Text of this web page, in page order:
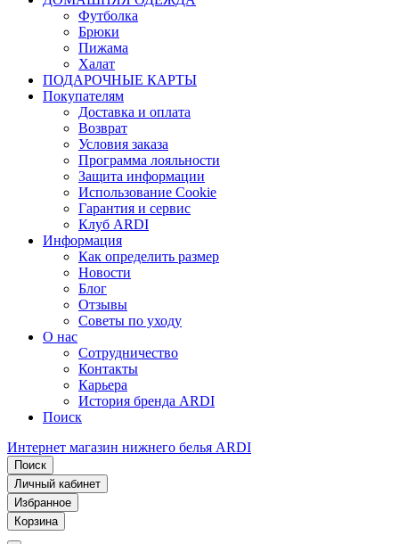
Футболка
Брюки
Пижама
Халат
ПОДАРОЧНЫЕ КАРТЫ
Покупателям
Доставка и оплата
Возврат
Условия заказа
Программа лояльности
Защита информации
Использование Cookie
Гарантия и сервис
Клуб ARDI
Информация
Как определить размер
Новости
Блог
Отзывы
Советы по уходу
О нас
Сотрудничество
Контакты
Карьера
История бренда ARDI
Поиск
Интернет магазин нижнего белья ARDI
Поиск
Личный кабинет
Избранное
Корзина